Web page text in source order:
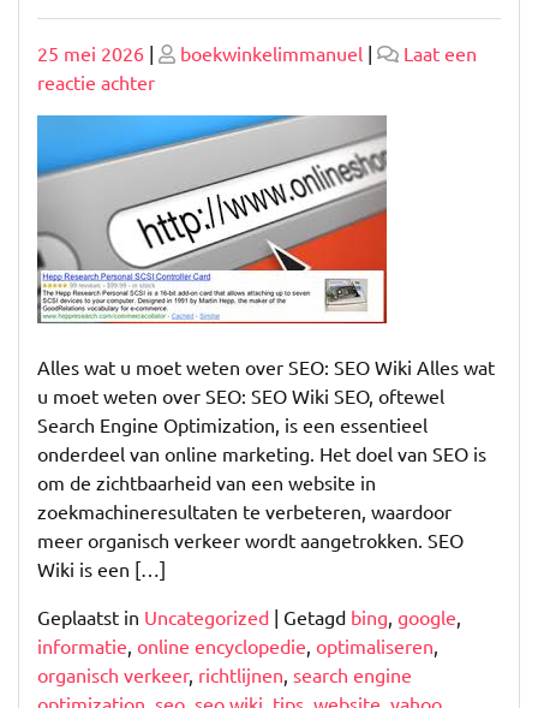
Geplaatst
op
25 mei 2026 | Geplaatst
boekwinkelimmanuel |
Laat een
reactie achterop
Alles
over
zoekmachineoptimalisatie:
Ontdek
de
SEO
Wiki!
Alles wat u moet weten over SEO: SEO Wiki Alles wat
u moet weten over SEO: SEO Wiki SEO, oftewel
Search Engine Optimization, is een essentieel
onderdeel van online marketing. Het doel van SEO is
om de zichtbaarheid van een website in
zoekmachineresultaten te verbeteren, waardoor
meer organisch verkeer wordt aangetrokken. SEO
Wiki is een […]
Geplaatst in Uncategorized | Getagd bing, google,
informatie, online encyclopedie, optimaliseren,
organisch verkeer, richtlijnen, search engine
optimization, seo, seo wiki, tips, website, yahoo,